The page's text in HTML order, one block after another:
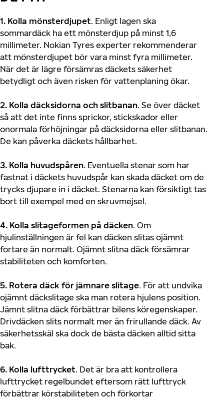
1. Kolla mönsterdjupet. Enligt lagen ska
sommardäck ha ett mönsterdjup på minst 1,6
millimeter. Nokian Tyres experter rekommenderar
att mönsterdjupet bör vara minst fyra millimeter.
När det är lägre försämras däckets säkerhet
betydligt och även risken för vattenplaning ökar.
2. Kolla däcksidorna och slitbanan. Se över däcket
så att det inte finns sprickor, stickskador eller
onormala förhöjningar på däcksidorna eller slitbanan.
De kan påverka däckets hållbarhet.
3. Kolla huvudspåren. Eventuella stenar som har
fastnat i däckets huvudspår kan skada däcket om de
trycks djupare in i däcket. Stenarna kan försiktigt tas
bort till exempel med en skruvmejsel.
4. Kolla slitageformen på däcken. Om
hjulinställningen är fel kan däcken slitas ojämnt
fortare än normalt. Ojämnt slitna däck försämrar
stabiliteten och komforten.
5. Rotera däck för jämnare slitage. För att undvika
ojämnt däckslitage ska man rotera hjulens position.
Jämnt slitna däck förbättrar bilens köregenskaper.
Drivdäcken slits normalt mer än frirullande däck. Av
säkerhetsskäl ska dock de bästa däcken alltid sitta
bak.
6. Kolla lufttrycket. Det är bra att kontrollera
lufttrycket regelbundet eftersom rätt lufttryck
förbättrar körstabiliteten och förkortar